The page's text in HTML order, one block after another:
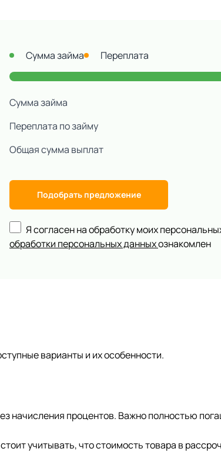
Сумма займа Переплата
Сумма займа
Переплата по займу
Общая сумма выплат
Подобрать предложение
Я согласен на обработку моих
обработки персональных данныхознакомлен
варианты и их особенности.
начисления процентов. Важно полностью
учитывать, что стоимость товара в